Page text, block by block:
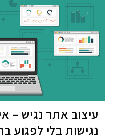
עיצוב אתר נגיש –
נגישות בלי לפגוע